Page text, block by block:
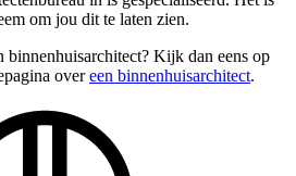
om jou dit te laten zien.
binnenhuisarchitect? Kijk dan eens op
overeen binnenhuisarchitect.